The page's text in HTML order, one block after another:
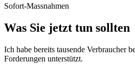
Sofort-Massnahmen
Was Sie jetzt tun sollten
Ich habe bereits tausende Verbraucher
Forderungen unterstützt.